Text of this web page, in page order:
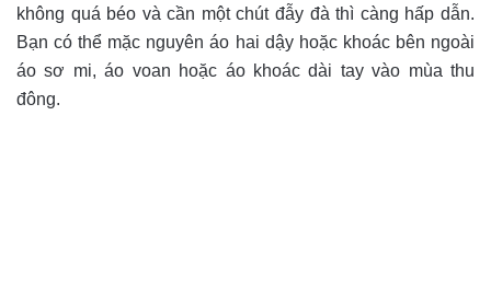
không quá béo và cần một chút đẫy đà thì càng hấp dẫn.
Bạn có thể mặc nguyên áo hai dậy hoặc khoác bên ngoài
áo sơ mi, áo voan hoặc áo khoác dài tay vào mùa thu
đông.